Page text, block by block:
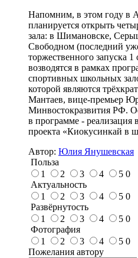
Напомним, в этом году в
планируется открыть
зала: в Шимановске,
Свободном (последний
торжественного запуска
возводятся в рамках
спортивных школьных
которой являются
Мантаев, вице-премьер
Минвостокразвития РФ.
в программе - реализация
проекта «Киокусинкай в
Автор: Юлия Янушевская
Польза
1
2 3 4 5 0
Актуальность
1
2 3 4 5 0
Развёрнутость
1
2 3 4 5 0
Фотография
1
2 3 4 5 0
Пожелания автору